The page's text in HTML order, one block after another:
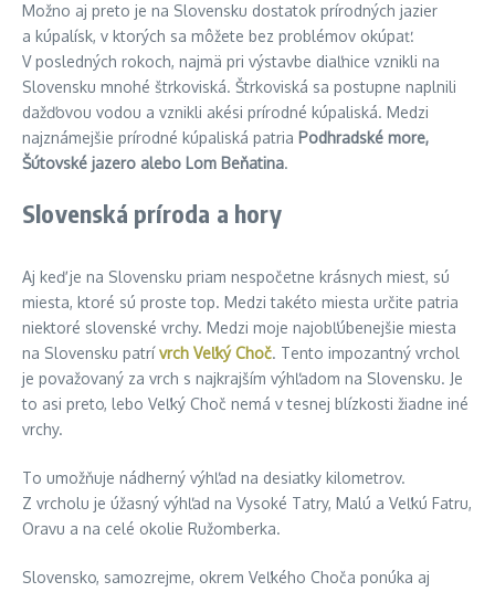
Možno aj preto je na Slovensku dostatok prírodných jazier
a kúpalísk, v ktorých sa môžete bez problémov okúpať.
V posledných rokoch, najmä pri výstavbe diaľnice vznikli na
Slovensku mnohé štrkoviská. Štrkoviská sa postupne naplnili
dažďovou vodou a vznikli akési prírodné kúpaliská. Medzi
najznámejšie prírodné kúpaliská patria Podhradské more,
Šútovské jazero alebo Lom Beňatina.
Slovenská príroda a hory
Aj keď je na Slovensku priam nespočetne krásnych miest, sú
miesta, ktoré sú proste top. Medzi takéto miesta určite patria
niektoré slovenské vrchy. Medzi moje najobľúbenejšie miesta
na Slovensku patrívrch Veľký Choč. Tento impozantný vrchol
je považovaný za vrch s najkrajším výhľadom na Slovensku. Je
to asi preto, lebo Veľký Choč nemá v tesnej blízkosti žiadne iné
vrchy.
To umožňuje nádherný výhľad na desiatky kilometrov.
Z vrcholu je úžasný výhľad na Vysoké Tatry, Malú a Veľkú Fatru,
Oravu a na celé okolie Ružomberka.
Slovensko, samozrejme, okrem Veľkého Choča ponúka aj